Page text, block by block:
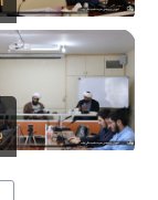
۳۰
بهمن